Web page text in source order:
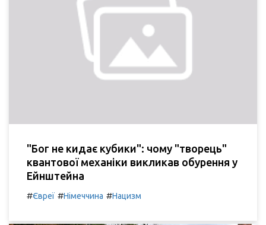
"Бог не кидає кубики": чому "творець"
квантової механіки викликав обурення у
Ейнштейна
#Євреї #Німеччина #Нацизм